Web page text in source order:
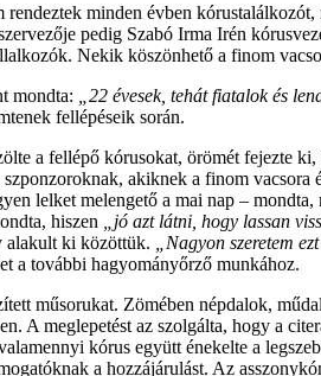
minden évben
pedig Szabó Irma Irén
Nekik köszönhető a finom
mondta:
„22 évesek, tehát fiatalok és
fellépéseik során.
a fellépő kórusokat, örömét fejezte
akiknek a finom
lelket melengető a mai nap –
hiszen „jó azt látni, hogy lassan
alakult ki közöttük.
„Nagyon szeretem
a további hagyományőrző munkához.
műsorukat. Zömében népdalok,
A meglepetést az szolgálta, hogy a
kórus együtt énekelte a
a hozzájárulást. Az